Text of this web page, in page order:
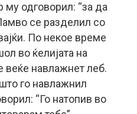
му одговорил: “за да
се разделил со
По некое време
во ќелијата на
веќе навлажнет леб.
го навлажнил
“Го натопив во